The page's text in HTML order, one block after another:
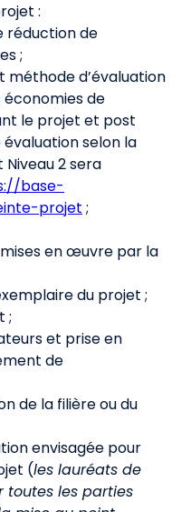
:
réduction de
;
méthode d’évaluation
de
le projet et post
selon la
2 sera
base-
projet ;
en œuvre par la
du projet ;
;
et prise en
de
de la filière ou du
envisagée pour
(les lauréats de
toutes les parties